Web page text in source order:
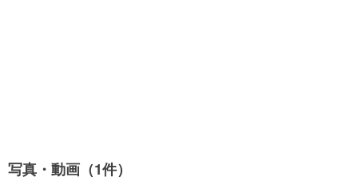
写真・動画（1件）